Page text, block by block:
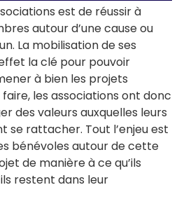
est de réussir à
autour d’une cause ou
La mobilisation de ses
la clé pour pouvoir
à bien les projets
les associations ont donc
des valeurs auxquelles leurs
se rattacher. Tout l’enjeu est
bénévoles autour de cette
de manière à ce qu’ils
restent dans leur